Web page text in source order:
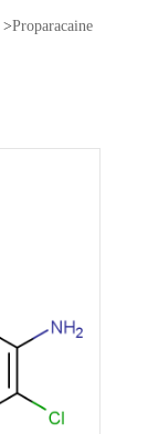
>Proparacaine